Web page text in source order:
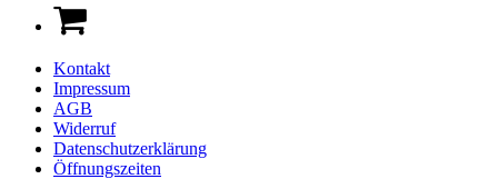
Kontakt
Impressum
AGB
Widerruf
Datenschutzerklärung
Öffnungszeiten